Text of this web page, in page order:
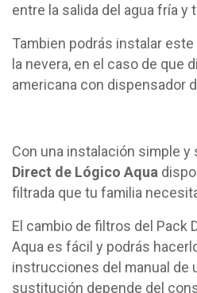
entre la salida del agua fría y
Tambien podrás instalar
la nevera, en el caso de que
americana con dispensador
Con una instalación simple y
Direct de Lógico Aqua
filtrada que tu familia
El cambio de filtros del Pack
Aqua es fácil y podrás
instrucciones del manual de
sustitución depende del